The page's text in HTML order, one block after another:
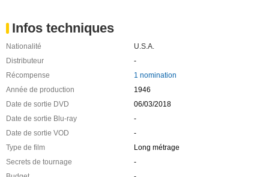
Infos techniques
Nationalité
U.S.A.
Distributeur
-
Récompense
1 nomination
Année de production
1946
Date de sortie DVD
06/03/2018
Date de sortie Blu-ray
-
Date de sortie VOD
-
Type de film
Long métrage
Secrets de tournage
-